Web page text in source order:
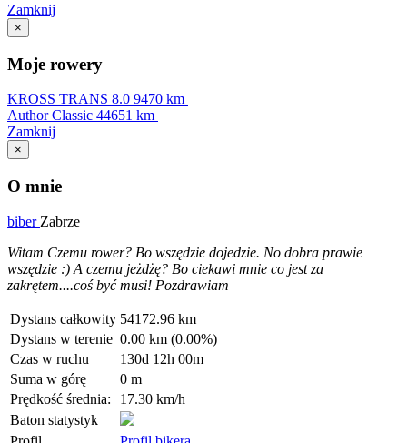
Zamknij
×
Moje rowery
KROSS TRANS 8.0 9470 km
Author Classic 44651 km
Zamknij
×
O mnie
biber Zabrze
Witam Czemu rower? Bo wszędzie dojedzie. No dobra prawie
wszędzie :) A czemu jeżdżę? Bo ciekawi mnie co jest za
zakrętem....coś być musi! Pozdrawiam
Dystans całkowity 54172.96 km
Dystans w terenie 0.00 km (0.00%)
Czas w ruchu
130d 12h 00m
Suma w górę
0 m
Prędkość średnia:
17.30 km/h
Baton statystyk